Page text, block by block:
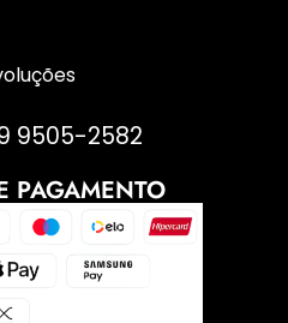
9505-2582
PAGAMENTO